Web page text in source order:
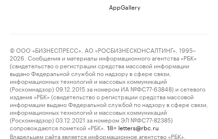
AppGallery
© ООО «БИЗНЕСПРЕСС», АО «РОСБИЗНЕСКОНСАЛТИНГ», 1995–
2026. Сообщения и материалы информационного агентства «РБК»
(свидетельство о регистрации средства массовой информации
выдано Федеральной службой по надзору в сфере связи,
информационных технологий и массовых коммуникаций
(Роскомнадзор) 09.12.2015 за номером ИА №ФС77-63848) и сетевого
издания «РБК» (свидетельство о регистрации средства массовой
информации выдано Федеральной службой по надзору в сфере связи,
информационных технологий и массовых коммуникаций
(Роскомнадзор) 03.12.2021 за номером ЭЛ №ФС77-82385)
сопровождаются пометкой «РБК».
18+ letters@rbc.ru
Владельцем сайта является информационное агентство «РБК».